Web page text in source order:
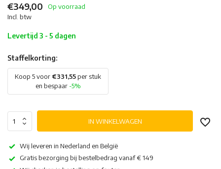
€349,00
Op voorraad
Incl. btw
Levertijd 3 - 5 dagen
Staffelkorting:
Koop 5 voor€331,55per stuk
en bespaar -5%
IN WINKELWAGEN
Wij leveren in Nederland en België
Gratis bezorging bij bestelbedrag vanaf € 149